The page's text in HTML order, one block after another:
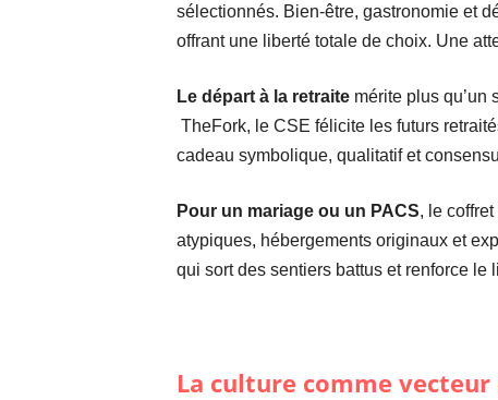
sélectionnés. Bien-être, gastronomie et
offrant une liberté totale de choix. Une
Le départ à la retraitemérite plus qu’un
TheFork, le CSE félicite les futurs
cadeau symbolique, qualitatif et
Pour un mariage ou un PACS, le
atypiques, hébergements originaux et
qui sort des sentiers battus et renforce le
La culture comme vecteur